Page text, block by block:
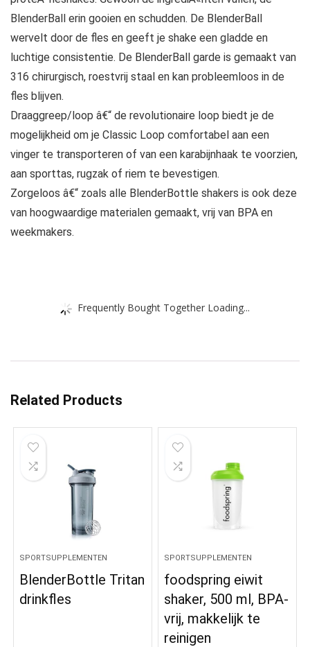
BlenderBall erin gooien en schudden. De BlenderBall
wervelt door de fles en geeft je shake een gladde en
luchtige consistentie. De BlenderBall garde is gemaakt van
316 chirurgisch, roestvrij staal en kan probleemloos in de
fles blijven.
Draaggreep/loop â€“ de revolutionaire loop biedt je de
mogelijkheid om je Classic Loop comfortabel aan een
vinger te transporteren of van een karabijnhaak te voorzien,
aan sporttas, rugzak of riem te bevestigen.
Zorgeloos â€“ zoals alle BlenderBottle shakers is ook deze
van hoogwaardige materialen gemaakt, vrij van BPA en
weekmakers.
Frequently Bought Together Loading...
Related Products
SPORTSUPPLEMENTEN
BlenderBottle Tritan
drinkfles
SPORTSUPPLEMENTEN
foodspring eiwit
shaker, 500 ml, BPA-
vrij, makkelijk te
reinigen